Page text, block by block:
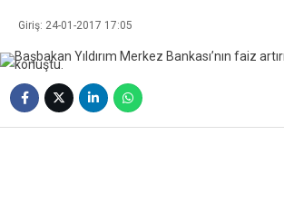
Giriş: 24-01-2017 17:05